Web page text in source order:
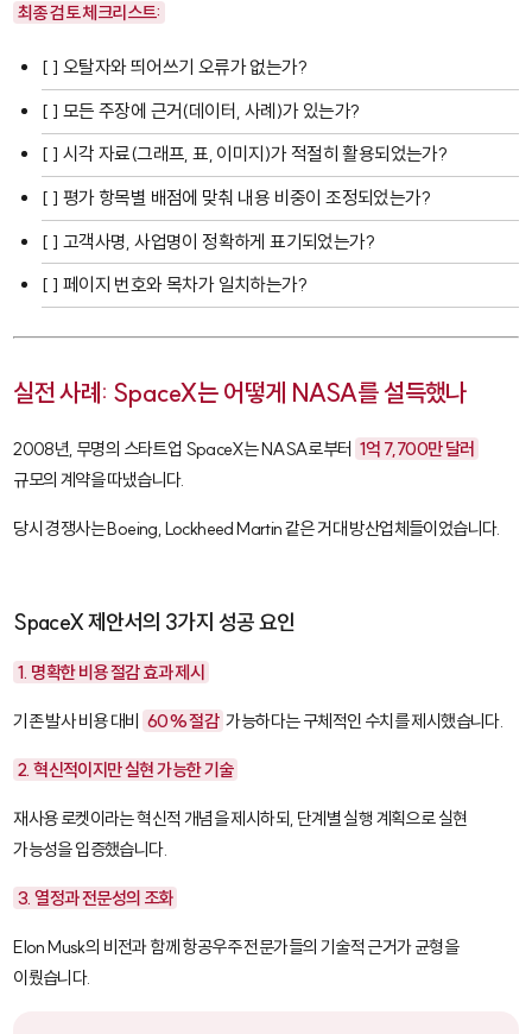
최종 검토 체크리스트:
[ ] 오탈자와 띄어쓰기 오류가 없는가?
[ ] 모든 주장에 근거(데이터, 사례)가 있는가?
[ ] 시각 자료(그래프, 표, 이미지)가 적절히 활용되었는가?
[ ] 평가 항목별 배점에 맞춰 내용 비중이 조정되었는가?
[ ] 고객사명, 사업명이 정확하게 표기되었는가?
[ ] 페이지 번호와 목차가 일치하는가?
실전 사례: SpaceX는 어떻게 NASA를 설득했나
2008년, 무명의 스타트업 SpaceX는 NASA로부터 1억 7,700만 달러
규모의 계약을 따냈습니다.
당시 경쟁사는 Boeing, Lockheed Martin 같은 거대 방산업체들이었습니다.
SpaceX 제안서의 3가지 성공 요인
1. 명확한 비용 절감 효과 제시
기존 발사 비용 대비 60% 절감 가능하다는 구체적인 수치를 제시했습니다.
2. 혁신적이지만 실현 가능한 기술
재사용 로켓이라는 혁신적 개념을 제시하되, 단계별 실행 계획으로 실현
가능성을 입증했습니다.
3. 열정과 전문성의 조화
Elon Musk의 비전과 함께 항공우주 전문가들의 기술적 근거가 균형을
이뤘습니다.